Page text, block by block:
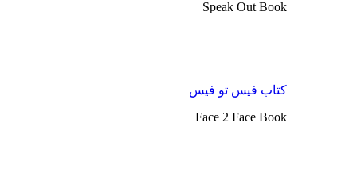
Speak Out Book
کتاب فیس تو فیس
Face 2 Face Book